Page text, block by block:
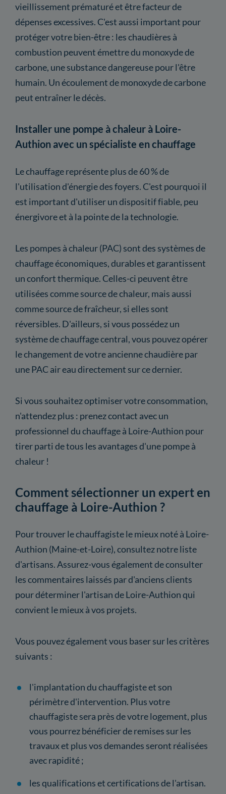
vieillissement prématuré et être facteur de
dépenses excessives. C'est aussi important pour
protéger votre bien-être : les chaudières à
combustion peuvent émettre du monoxyde de
carbone, une substance dangereuse pour l'être
humain. Un écoulement de monoxyde de carbone
peut entraîner le décès.
Installer une pompe à chaleur à Loire-
Authion avec un spécialiste en chauffage
Le chauffage représente plus de 60 % de
l'utilisation d'énergie des foyers. C'est pourquoi il
est important d'utiliser un dispositif fiable, peu
énergivore et à la pointe de la technologie.
Les pompes à chaleur (PAC) sont des systèmes de
chauffage économiques, durables et garantissent
un confort thermique. Celles-ci peuvent être
utilisées comme source de chaleur, mais aussi
comme source de fraîcheur, si elles sont
réversibles. D'ailleurs, si vous possédez un
système de chauffage central, vous pouvez opérer
le changement de votre ancienne chaudière par
une PAC air eau directement sur ce dernier.
Si vous souhaitez optimiser votre consommation,
n'attendez plus : prenez contact avec un
professionnel du chauffage à Loire-Authion pour
tirer parti de tous les avantages d'une pompe à
chaleur !
Comment sélectionner un expert en
chauffage à Loire-Authion ?
Pour trouver le chauffagiste le mieux noté à Loire-
Authion (Maine-et-Loire), consultez notre liste
d'artisans. Assurez-vous également de consulter
les commentaires laissés par d'anciens clients
pour déterminer l'artisan de Loire-Authion qui
convient le mieux à vos projets.
Vous pouvez également vous baser sur les critères
suivants :
l'implantation du chauffagiste et son
périmètre d'intervention. Plus votre
chauffagiste sera près de votre logement, plus
vous pourrez bénéficier de remises sur les
travaux et plus vos demandes seront réalisées
avec rapidité ;
les qualifications et certifications de l'artisan.